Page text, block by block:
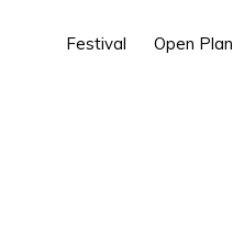
Festival Open Plan